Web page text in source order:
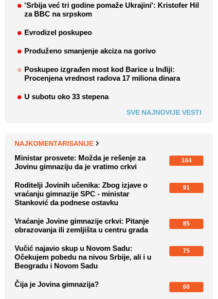
'Srbija već tri godine pomaže Ukrajini': Kristofer Hil
za BBC na srpskom
Evrodizel poskupeo
Produženo smanjenje akciza na gorivo
Poskupeo izgrađen most kod Barice u Inđiji:
Procenjena vrednost radova 17 miliona dinara
U subotu oko 33 stepena
SVE NAJNOVIJE VESTI
NAJKOMENTARISANIJE
Ministar prosvete: Možda je rešenje za
Jovinu gimnaziju da je vratimo crkvi
164
Roditelji Jovinih učenika: Zbog izjave o
vraćanju gimnazije SPC - ministar
Stanković da podnese ostavku
91
Vraćanje Jovine gimnazije crkvi: Pitanje
obrazovanja ili zemljišta u centru grada
85
Vučić najavio skup u Novom Sadu:
Očekujem pobedu na nivou Srbije, ali i u
Beogradu i Novom Sadu
75
Čija je Jovina gimnazija? 60